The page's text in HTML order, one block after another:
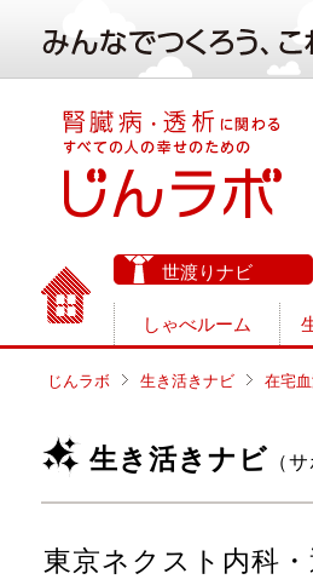
世渡りナビ
しゃべルーム
じんラボ 生き活きナビ 在宅
生き活きナビ （
東京ネクスト内科